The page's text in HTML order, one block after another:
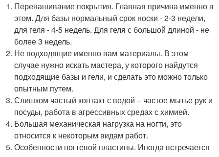
Перенашивание покрытия. Главная причина именно в
этом. Для базы нормальный срок носки - 2-3 недели,
для геля - 4-5 недель. Для геля с большой длиной - не
более 3 недель.
Не подходящие именно вам материалы. В этом
случае нужно искать мастера, у которого найдутся
подходящие базы и гели, и сделать это можно только
опытным путем.
Слишком частый контакт с водой – частое мытье рук и
посуды, работа в агрессивных средах с химией.
Большая механическая нагрузка на ногти, это
относится к некоторым видам работ.
Особенности ногтевой пластины. Иногда встречается